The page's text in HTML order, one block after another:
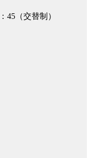
45（交替制）